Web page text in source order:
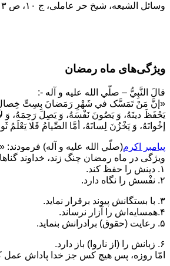
وسائل الشیعه، شیخ حر عاملی، ج ۱۰، ص ۳۱۳
ویژگی‌های ماه رمضان
قالَ النَّبِيُّ – صلّي الله عليه و آله -:
«إنَّ مَنْ تَمَسَّک في شَهْرِ رَمَضانَ بِسِتِّ خِصالٍ،
يَحْفَظَ دينَهُ، وَ يَصُونَ نَفْسَهُ، وَ يَصِلَ رَحِمَهُ، وَ
إخْوانَهُ، وَ يَخْزُنَ لِسانَهُ، أمَّا الصِّيامُ فَلا يَعْلَمُ
پيامبر اکرم(صلّي الله عليه و آله)
ويژگی در ماه رمضان چنگ زند، خداوند
۱. دينش را حفظ کند.
۲. نفْسش را نگاه دارد.
۳. با بستگانش پيوند برقرار نمايد.
۴.همسايه‌اش را آزار نرساند.
۵. رعايت (حقوق) برادرانش بنمايد.
۶. زبانش را (از ناروا) باز دارد.
امّا روزه، پس هيچ کس جز خدا پاداش عمل